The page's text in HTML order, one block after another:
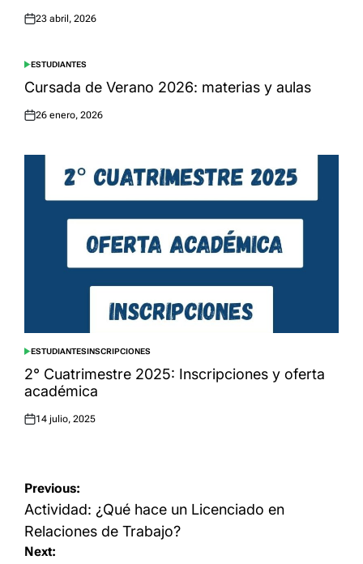
Posted
23 abril, 2026
POSTED
IN
ESTUDIANTES
Cursada de Verano 2026: materias y aulas
Posted
26 enero, 2026
POSTED
IN
ESTUDIANTESINSCRIPCIONES
2° Cuatrimestre 2025: Inscripciones y oferta
académica
Posted
14 julio, 2025
Navegación
de
entradas
Previous:
Actividad: ¿Qué hace un Licenciado en
Relaciones de Trabajo?
Next: